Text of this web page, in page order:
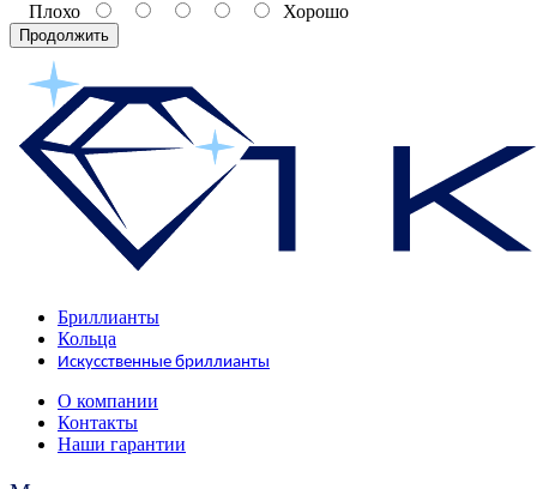
Плохо
Хорошо
Продолжить
Бриллианты
Кольца
Искусственные бриллианты
О компании
Контакты
Наши гарантии